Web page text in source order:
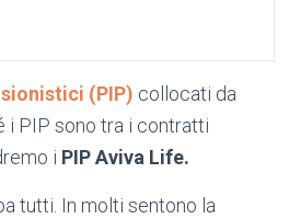
(PIP) collocati da
i PIP sono tra i contratti
i PIP Aviva Life.
tutti. In molti sentono la